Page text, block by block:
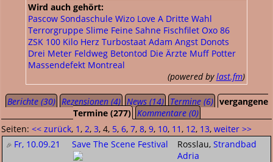
Wird auch gehört:
Pascow Sondaschule Wizo Love A Dritte Wahl
Terrorgruppe Slime Feine Sahne Fischfilet Oxo 86
ZSK 100 Kilo Herz Turbostaat Adam Angst Donots
Drei Meter Feldweg Betontod Die Ärzte Muff Potter
Massendefekt Montreal
(powered bylast.fm)
Berichte (30) Rezensionen (4) News (14) Termine (6) vergangene
Termine (277)
Kommentare (0)
Seiten: << zurück, 1 , 2, 3, 4, 5, 6, 7, 8, 9, 10, 11 , 12, 13, weiter >>
Fr, 10.09.21
Save The Scene Festival Rosslau, Strandbad
Adria